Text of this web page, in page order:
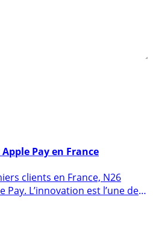
Pay en France
L’innovation est l’une des